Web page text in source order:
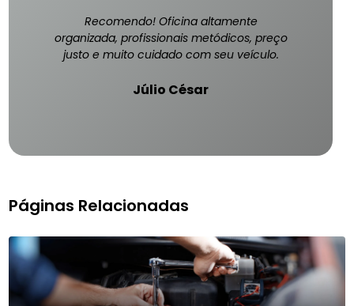
Recomendo! Oficina altamente
organizada, profissionais metódicos, preço
justo e muito cuidado com seu veículo.
Júlio César
Páginas Relacionadas